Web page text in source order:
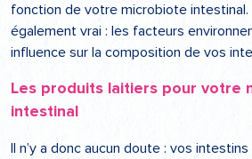
fonction de votre microbiote intestinal.
également vrai : les facteurs
influence sur la composition de vos
Les produits laitiers pour votre
intestinal
Il n’y a donc aucun doute : vos